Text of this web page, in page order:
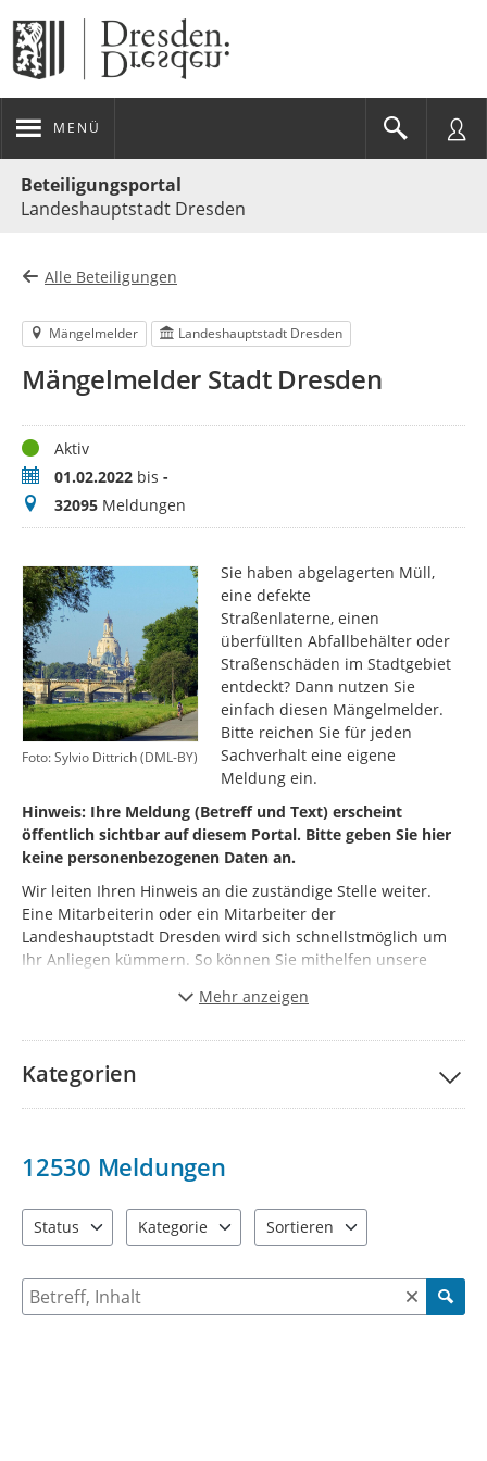
MENÜ
Beteiligungsportal
Landeshauptstadt Dresden
Alle Beteiligungen
Mängelmelder Landeshauptstadt Dresden
Mängelmelder Stadt Dresden
StatusAktiv
Zeitraum01.02.2022 bis -
Meldungen
32095 Meldungen
Foto: Sylvio Dittrich (DML-BY)
Sie haben abgelagerten Müll,
eine defekte
Straßenlaterne, einen
überfüllten Abfallbehälter oder
Straßenschäden im Stadtgebiet
entdeckt? Dann nutzen Sie
einfach diesen Mängelmelder.
Bitte reichen Sie für jeden
Sachverhalt eine eigene
Meldung ein.
Hinweis: Ihre Meldung (Betreff und Text) erscheint
öffentlich sichtbar auf diesem Portal. Bitte geben Sie hier
keine personenbezogenen Daten an.
Wir leiten Ihren Hinweis an die zuständige Stelle weiter.
Eine Mitarbeiterin oder ein Mitarbeiter der
Landeshauptstadt Dresden wird sich schnellstmöglich um
Ihr Anliegen kümmern. So können Sie mithelfen unsere
Mehr anzeigen
Kategorien
12530 Meldungen
Status
Kategorie
Sortieren
Suche nach Meldungen und Kommentaren